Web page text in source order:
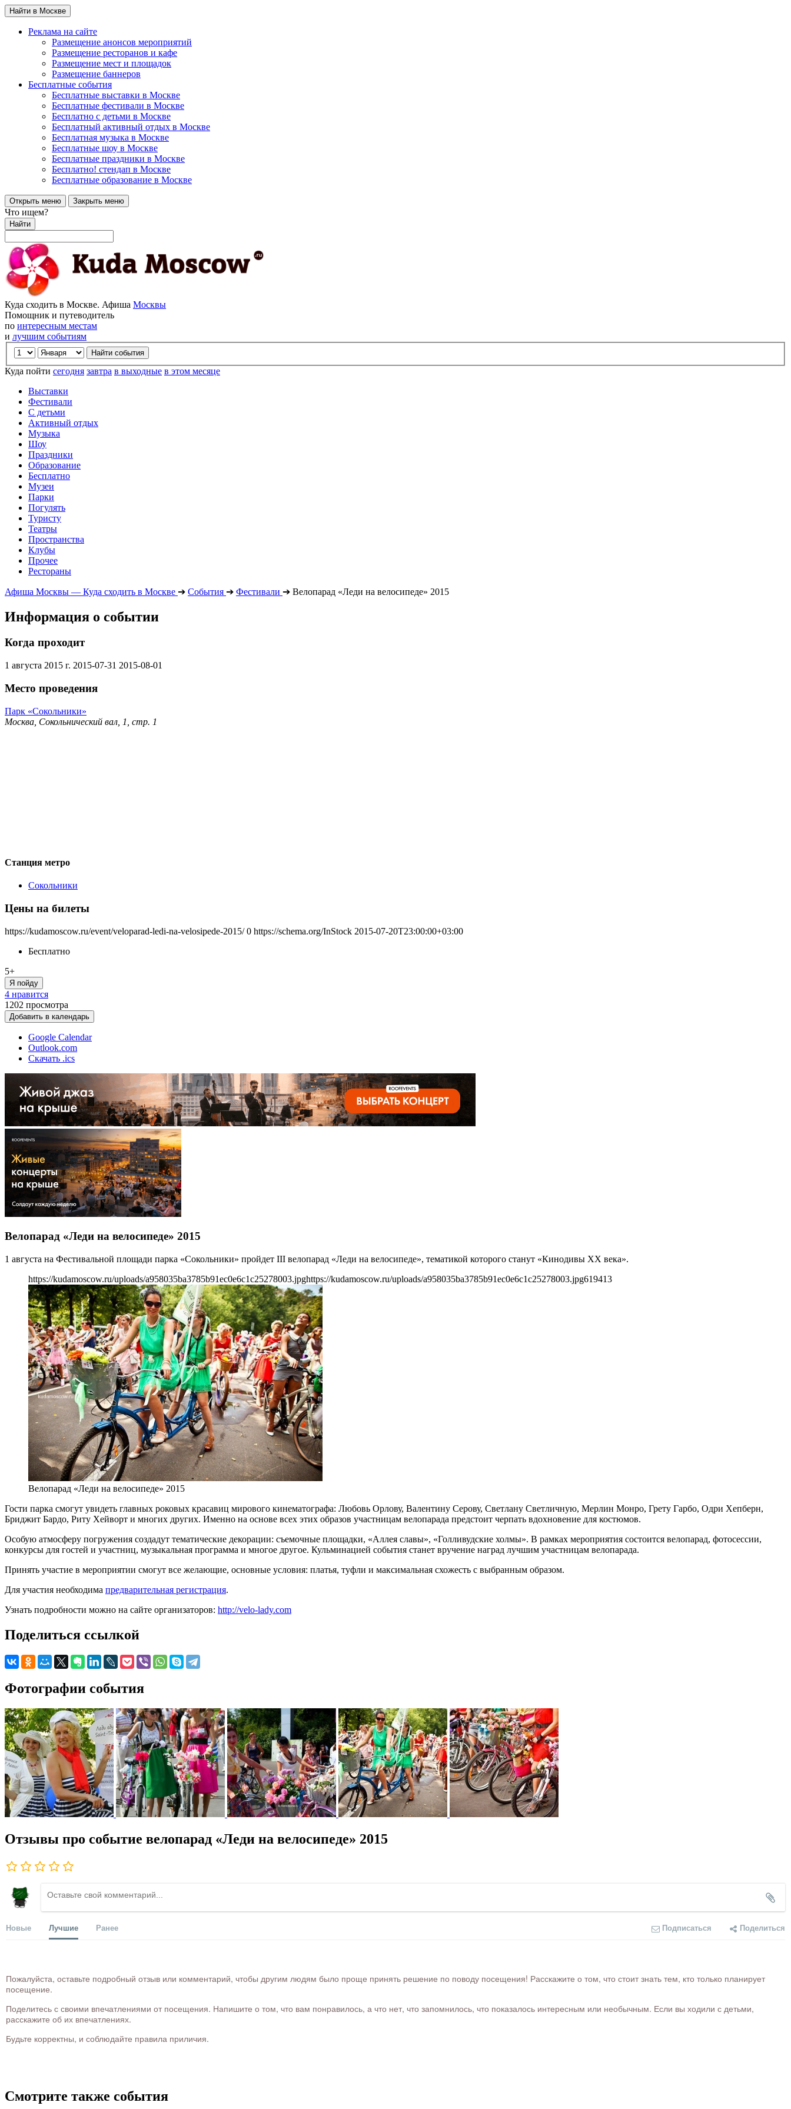
Найти в Москве
Реклама на сайте
Размещение анонсов мероприятий
Размещение ресторанов и кафе
Размещение мест и площадок
Размещение баннеров
Бесплатные события
Бесплатные выставки в Москве
Бесплатные фестивали в Москве
Бесплатно с детьми в Москве
Бесплатный активный отдых в Москве
Бесплатная музыка в Москве
Бесплатные шоу в Москве
Бесплатные праздники в Москве
Бесплатно! стендап в Москве
Бесплатные образование в Москве
Открыть меню Закрыть меню
Что ищем?
Найти
Куда сходить в Москве. Афиша Москвы
Помощник и путеводитель
по интересным местам
и лучшим событиям
Куда пойти сегодня завтра в выходные в этом месяце
Выставки
Фестивали
С детьми
Активный отдых
Музыка
Шоу
Праздники
Образование
Бесплатно
Музеи
Парки
Погулять
Туристу
Театры
Пространства
Клубы
Прочее
Рестораны
Афиша Москвы — Куда сходить в Москве ➔ События ➔ Фестивали ➔ Велопарад «Леди на велосипеде» 2015
Информация о событии
Когда проходит
1 августа 2015 г. 2015-07-31 2015-08-01
Место проведения
Парк «Сокольники»
Москва, Сокольнический вал, 1, стр. 1
Станция метро
Сокольники
Цены на билеты
https://kudamoscow.ru/event/veloparad-ledi-na-velosipede-2015/ 0 https://schema.org/InStock 2015-07-20T23:00:00+03:00
Бесплатно
5+
Я пойду
4 нравится
1202 просмотра
Добавить в календарь
Google Calendar
Outlook.com
Скачать .ics
Велопарад «Леди на велосипеде» 2015
1 августа на Фестивальной площади парка «Сокольники» пройдет III велопарад «Леди на велосипеде», тематикой которого станут «Кинодивы ХХ века».
https://kudamoscow.ru/uploads/a958035ba3785b91ec0e6c1c25278003.jpghttps://kudamoscow.ru/uploads/a958035ba3785b91ec0e6c1c25278003.jpg619413
Велопарад «Леди на велосипеде» 2015
Гости парка смогут увидеть главных роковых красавиц мирового кинематографа: Любовь Орлову, Валентину Серову, Светлану Светличную, Мерлин Монро, Грету Гарбо, Одри Хепберн,
Бриджит Бардо, Риту Хейворт и многих других. Именно на основе всех этих образов участницам велопарада предстоит черпать вдохновение для костюмов.
Особую атмосферу погружения создадут тематические декорации: съемочные площадки, «Аллея славы», «Голливудские холмы». В рамках мероприятия состоится велопарад, фотосессии,
конкурсы для гостей и участниц, музыкальная программа и многое другое. Кульминацией события станет вручение наград лучшим участницам велопарада.
Принять участие в мероприятии смогут все желающие, основные условия: платья, туфли и максимальная схожесть с выбранным образом.
Для участия необходима предварительная регистрация.
Узнать подробности можно на сайте организаторов: http://velo-lady.com
Поделиться ссылкой
Фотографии события
Отзывы про событие велопарад «Леди на велосипеде» 2015
Новые Лучшие Ранее Подписаться Поделиться
Пожалуйста, оставьте подробный отзыв или комментарий, чтобы другим людям было проще принять решение по поводу посещения! Расскажите о том, что стоит знать тем, кто только планирует
посещение.
Поделитесь с своими впечатлениями от посещения. Напишите о том, что вам понравилось, а что нет, что запомнилось, что показалось интересным или необычным. Если вы ходили с детьми,
расскажите об их впечатлениях.
Будьте корректны, и соблюдайте правила приличия.
Смотрите также события